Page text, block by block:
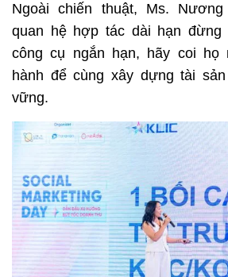
Ngoài chiến thuật, Ms.
quan hệ hợp tác dài hạn đừng
công cụ ngắn hạn, hãy coi họ
hành để cùng xây dựng tài
vững.